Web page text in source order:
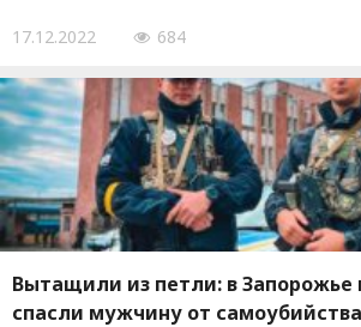
17.12.2022 684
Вытащили из петли: в Запорожье
спасли мужчину от